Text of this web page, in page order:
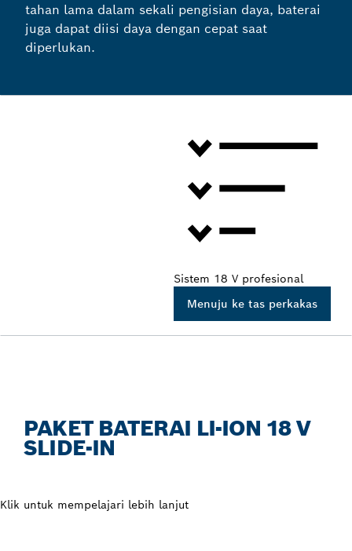
tahan lama dalam sekali pengisian daya, baterai
juga dapat diisi daya dengan cepat saat
diperlukan.
Sistem 18 V profesional
Menuju ke tas perkakas
PAKET BATERAI LI-ION 18 V
SLIDE-IN
Klik untuk mempelajari lebih lanjut